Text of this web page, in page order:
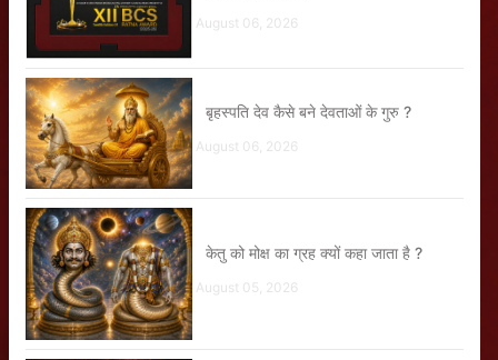
August 06, 2026
बृहस्पति देव कैसे बने देवताओं के गुरु ?
August 06, 2026
केतु को मोक्ष का ग्रह क्यों कहा जाता है ?
August 05, 2026